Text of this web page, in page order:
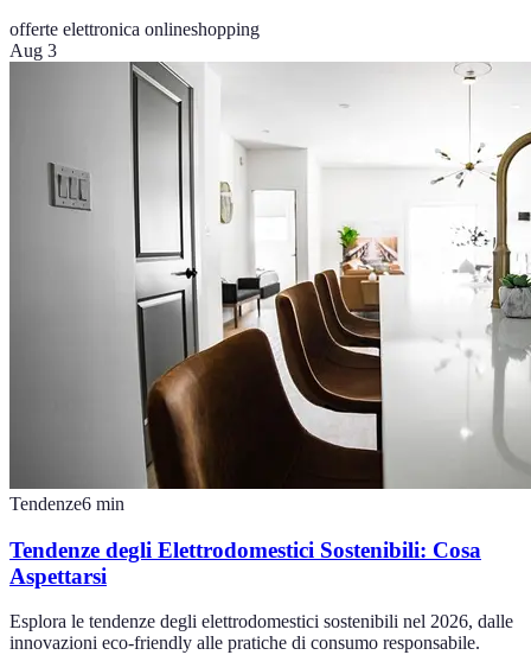
offerte elettronica onlineshopping
Aug 3
Tendenze6 min
Tendenze degli Elettrodomestici Sostenibili: Cosa
Aspettarsi
Esplora le tendenze degli elettrodomestici sostenibili nel 2026, dalle
innovazioni eco-friendly alle pratiche di consumo responsabile.